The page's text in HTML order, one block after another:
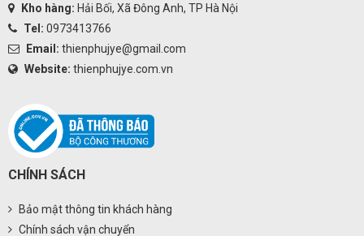
Kho hàng: Hải Bối, Xã Đông Anh, TP Hà Nội
Tel: 0973413766
Email: thienphujye@gmail.com
Website: thienphujye.com.vn
CHÍNH SÁCH
Bảo mật thông tin khách hàng
Chính sách vận chuyển